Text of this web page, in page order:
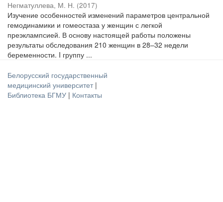
Негматуллева, М. Н. (2017)
Изучение особенностей изменений параметров центральной
гемодинамики и гомеостаза у женщин с легкой
преэклампсией. В основу настоящей работы положены
результаты обследования 210 женщин в 28–32 недели
беременности. I группу ...
Белорусский государственный
медицинский университет |
Библиотека БГМУ | Контакты